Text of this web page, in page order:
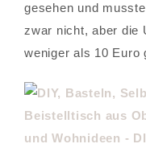
gesehen und
zwar nicht, aber die
weniger als 10 Euro